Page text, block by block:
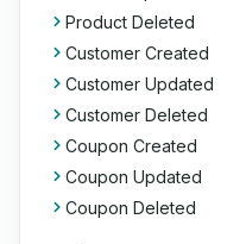
Product Deleted
Customer Created
Customer Updated
Customer Deleted
Coupon Created
Coupon Updated
Coupon Deleted